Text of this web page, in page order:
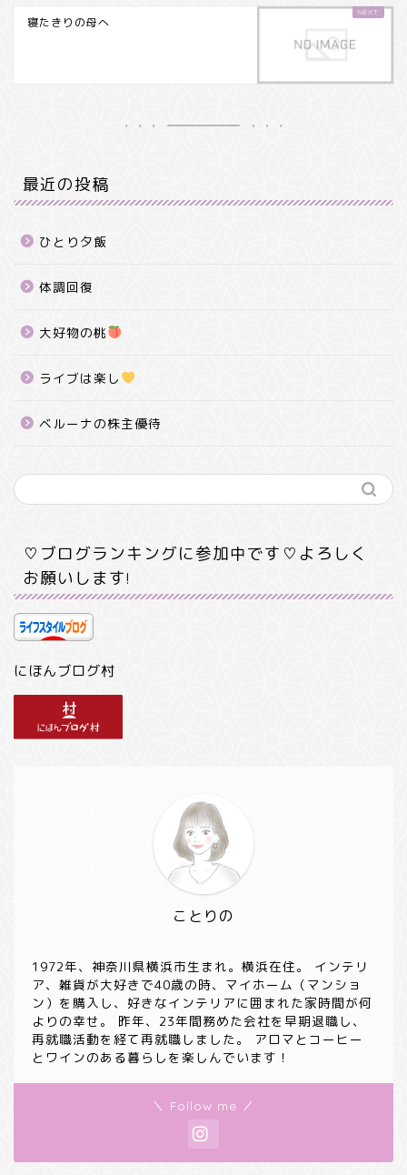
寝たきりの母へ
最近の投稿
ひとり夕飯
体調回復
大好物の桃
ライブは楽し
ベルーナの株主優待
♡ブログランキングに参加中です♡よろしく
お願いします!
にほんブログ村
ことりの
1972年、神奈川県横浜市生まれ。横浜在住。 インテリ
ア、雑貨が大好きで40歳の時、マイホーム（マンショ
ン）を購入し、好きなインテリアに囲まれた家時間が何
よりの幸せ。 昨年、23年間務めた会社を早期退職し、
再就職活動を経て再就職しました。 アロマとコーヒー
とワインのある暮らしを楽しんでいます！
＼ Follow me ／